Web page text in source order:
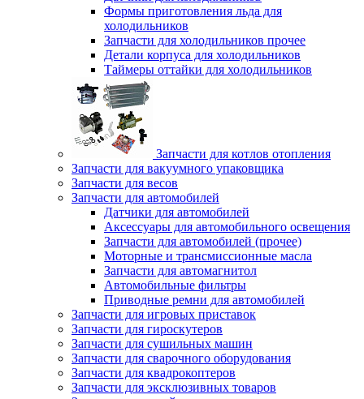
Формы приготовления льда для
холодильников
Запчасти для холодильников прочее
Детали корпуса для холодильников
Таймеры оттайки для холодильников
Запчасти для котлов отопления
Запчасти для вакуумного упаковщика
Запчасти для весов
Запчасти для автомобилей
Датчики для автомобилей
Аксессуары для автомобильного освещения
Запчасти для автомобилей (прочее)
Моторные и трансмиссионные масла
Запчасти для автомагнитол
Автомобильные фильтры
Приводные ремни для автомобилей
Запчасти для игровых приставок
Запчасти для гироскутеров
Запчасти для сушильных машин
Запчасти для сварочного оборудования
Запчасти для квадрокоптеров
Запчасти для эксклюзивных товаров